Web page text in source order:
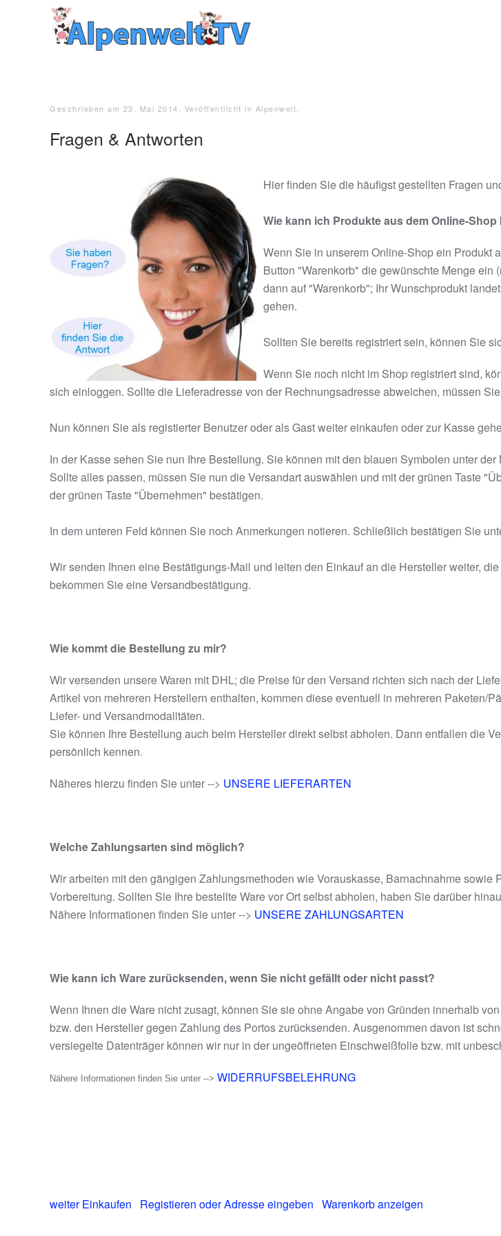
Zum Hauptinhalt springen
Geschrieben am 23. Mai 2014 . Veröffentlicht in Alpenwelt
Fragen & Antworten
Hier finden Sie die häufigst gestellten Fragen
Wie kann ich Produkte aus dem Online-Shop
Wenn Sie in unserem Online-Shop ein Produkt
Button "Warenkorb" die gewünschte Menge
dann auf "Warenkorb"; Ihr Wunschprodukt
gehen.
Sollten Sie bereits registriert sein, können Sie
Wenn Sie noch nicht im Shop registriert sind,
sich einloggen. Sollte die Lieferadresse von der Rechnungsadresse abweichen, müssen
Nun können Sie als registierter Benutzer oder als Gast weiter einkaufen oder zur Kasse
In der Kasse sehen Sie nun Ihre Bestellung. Sie können mit den blauen Symbolen unter
Sollte alles passen, müssen Sie nun die Versandart auswählen und mit der grünen Taste
der grünen Taste "Übernehmen" bestätigen.
In dem unteren Feld können Sie noch Anmerkungen notieren. Schließlich bestätigen Sie
Wir senden Ihnen eine Bestätigungs-Mail und leiten den Einkauf an die Hersteller weiter,
bekommen Sie eine Versandbestätigung.
Wie kommt die Bestellung zu mir?
Wir versenden unsere Waren mit DHL; die Preise für den Versand richten sich nach der
Artikel von mehreren Herstellern enthalten, kommen diese eventuell in mehreren Paketen/
Liefer- und Versandmodalitäten.
Sie können Ihre Bestellung auch beim Hersteller direkt selbst abholen. Dann entfallen die
persönlich kennen.
Näheres hierzu finden Sie unter --> UNSERE LIEFERARTEN
Welche Zahlungsarten sind möglich?
Wir arbeiten mit den gängigen Zahlungsmethoden wie Vorauskasse, Barnachnahme
Vorbereitung. Sollten Sie Ihre bestellte Ware vor Ort selbst abholen, haben Sie darüber
Nähere Informationen finden Sie unter --> UNSERE ZAHLUNGSARTEN
Wie kann ich Ware zurücksenden, wenn Sie nicht gefällt oder nicht passt?
Wenn Ihnen die Ware nicht zusagt, können Sie sie ohne Angabe von Gründen innerhalb
bzw. den Hersteller gegen Zahlung des Portos zurücksenden. Ausgenommen davon ist
versiegelte Datenträger können wir nur in der ungeöffneten Einschweißfolie bzw. mit
Nähere Informationen finden Sie unter --> WIDERRUFSBELEHRUNG
weiter Einkaufen Registieren oder Adresse eingeben Warenkorb anzeigen